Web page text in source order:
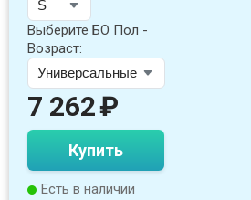
Выберите БО Пол -
Возраст:
7 262₽
Купить
Есть в наличии